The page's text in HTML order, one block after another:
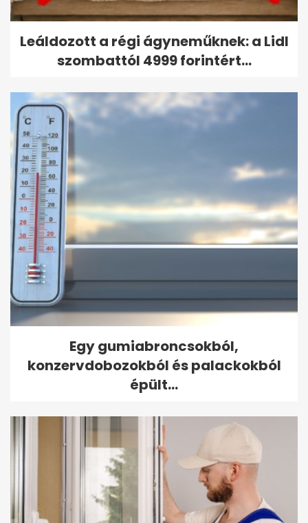
Leáldozott a régi ágyneműknek: a Lidl
szombattól 4999 forintért...
Egy gumiabroncsokból,
konzervdobozokból és palackokból
épült...